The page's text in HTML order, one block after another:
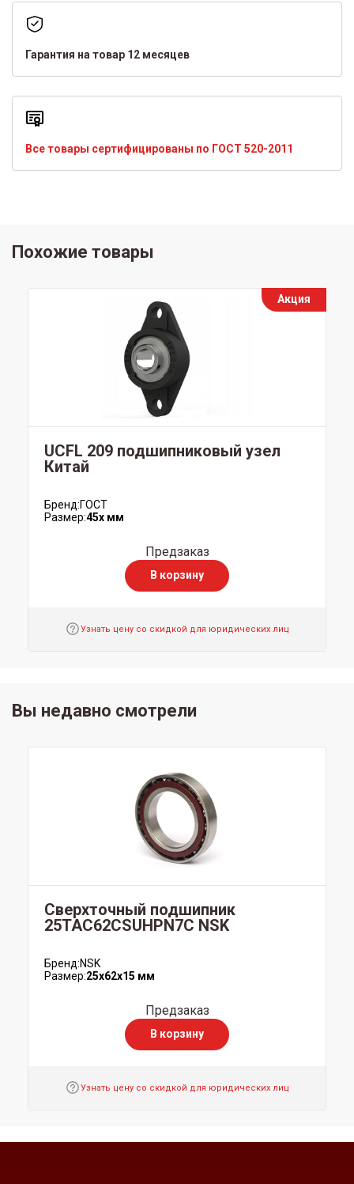
Гарантия на товар 12 месяцев
Все товары сертифицированы по ГОСТ 520-2011
Похожие товары
Акция
UCFL 209 подшипниковый узел
Китай
Бренд:ГОСТ
Размер:45x мм
Предзаказ
В корзину
Узнать цену со скидкой для юридических лиц
Вы недавно смотрели
Сверхточный подшипник
25TAC62CSUHPN7C NSK
Бренд:NSK
Размер:25x62x15 мм
Предзаказ
В корзину
Узнать цену со скидкой для юридических лиц